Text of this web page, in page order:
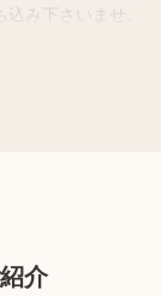
み下さいませ。
ございます。
介